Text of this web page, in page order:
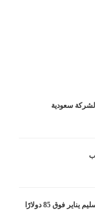
لشركة سعودية
فوق 85 دولارًا